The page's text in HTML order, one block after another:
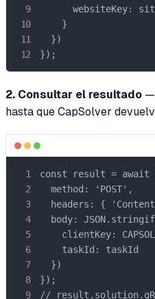
websiteKey:
    }
  })
});
2. Consultar el resultado —
hasta que CapSolver
const result = await
  method: 'POST',
headers: {
body:
clientKey:
    taskId: taskId
  })
});
//